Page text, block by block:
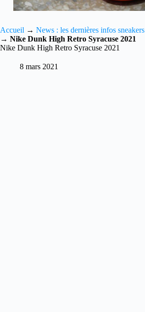
Accueil → News : les dernières infos sneakers
→ Nike Dunk High Retro Syracuse 2021
Nike Dunk High Retro Syracuse 2021
8 mars 2021